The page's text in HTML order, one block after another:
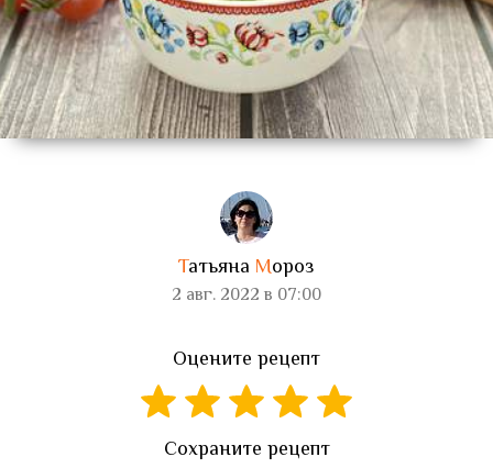
Татьяна Мороз
2 авг. 2022 в 07:00
Оцените рецепт
Сохраните рецепт